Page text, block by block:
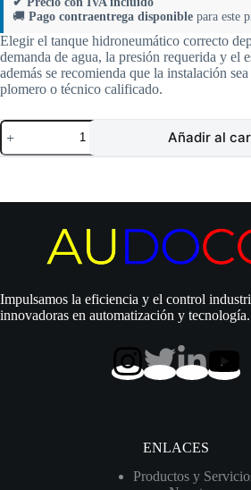
🚚 Pago contraentrega disponible para este
Elegir el tanque hidroneumático correcto
demanda de agua, la presión requerida y el
además se recomienda que la instalación
plomero o técnico calificado.
Tanque
hidroneumático
THR
Litros
Metálico
Vertical
|
MH-
Añadir al
Impulsamos la eficiencia y el control
innovadoras en automatización y tecnología.
ENLACES
Productos y